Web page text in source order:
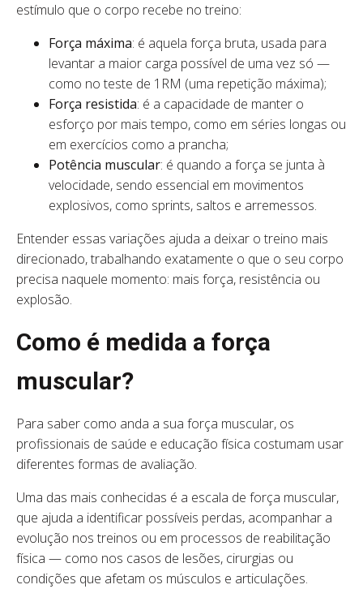
estímulo que o corpo recebe no treino:
Força máxima: é aquela força bruta, usada para
levantar a maior carga possível de uma vez só —
como no teste de 1RM (uma repetição máxima);
Força resistida: é a capacidade de manter o
esforço por mais tempo, como em séries longas ou
em exercícios como a prancha;
Potência muscular: é quando a força se junta à
velocidade, sendo essencial em movimentos
explosivos, como sprints, saltos e arremessos.
Entender essas variações ajuda a deixar o treino mais
direcionado, trabalhando exatamente o que o seu corpo
precisa naquele momento: mais força, resistência ou
explosão.
Como é medida a força
muscular?
Para saber como anda a sua força muscular, os
profissionais de saúde e educação física costumam usar
diferentes formas de avaliação.
Uma das mais conhecidas é a escala de força muscular,
que ajuda a identificar possíveis perdas, acompanhar a
evolução nos treinos ou em processos de reabilitação
física — como nos casos de lesões, cirurgias ou
condições que afetam os músculos e articulações.